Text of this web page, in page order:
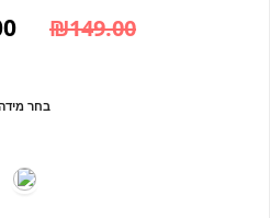
₪149.00
בחר